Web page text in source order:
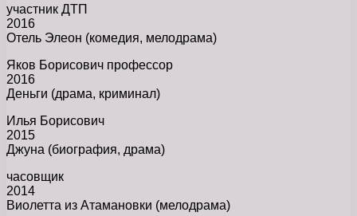
участник ДТП
2016
Отель Элеон (комедия, мелодрама)
Яков Борисович профессор
2016
Деньги (драма, криминал)
Илья Борисович
2015
Джуна (биография, драма)
часовщик
2014
Виолетта из Атамановки (мелодрама)